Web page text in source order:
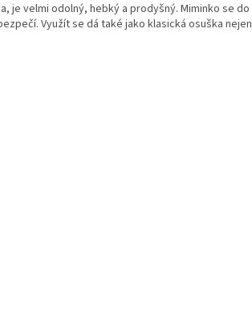
je velmi odolný, hebký a prodyšný. Miminko se
Využít se dá také jako klasická osuška